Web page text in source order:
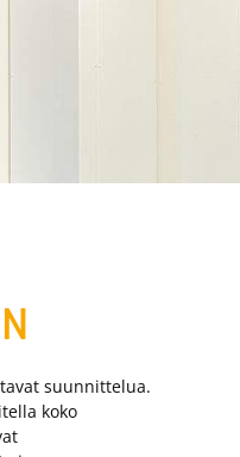
suunnittelua.
koko